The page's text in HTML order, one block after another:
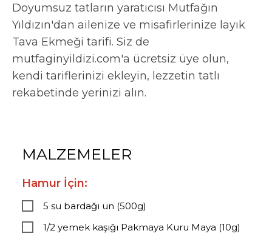
Doyumsuz tatların yaratıcısı Mutfağın
Yıldızın'dan ailenize ve misafirlerinize layık
Tava Ekmeği tarifi. Siz de
mutfaginyildizi.com'a ücretsiz üye olun,
kendi tariflerinizi ekleyin, lezzetin tatlı
rekabetinde yerinizi alın.
MALZEMELER
Hamur İçin:
5 su bardağı un (500g)
1/2 yemek kaşığı Pakmaya Kuru Maya (10g)